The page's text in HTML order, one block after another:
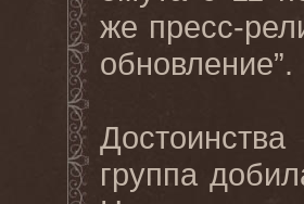
же пресс-
обновление”.
группа